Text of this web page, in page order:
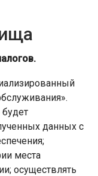
данных с
места
осуществлять